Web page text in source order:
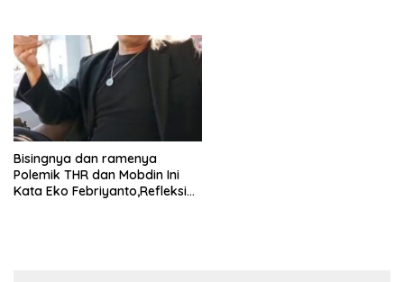
Bisingnya dan ramenya
Polemik THR dan Mobdin Ini
Kata Eko Febriyanto,Refleksi